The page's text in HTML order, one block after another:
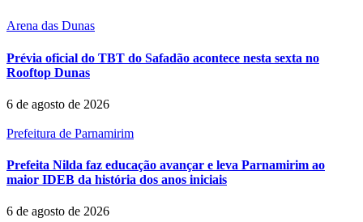
Arena das Dunas
Prévia oficial do TBT do Safadão acontece nesta sexta no
Rooftop Dunas
6 de agosto de 2026
Prefeitura de Parnamirim
Prefeita Nilda faz educação avançar e leva Parnamirim ao
maior IDEB da história dos anos iniciais
6 de agosto de 2026